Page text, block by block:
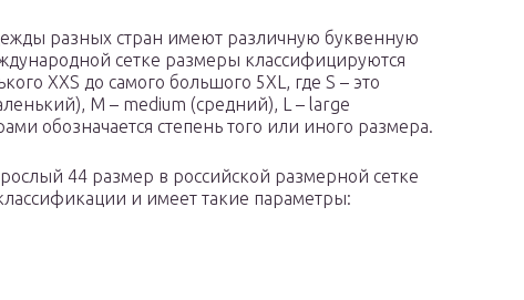
разных стран имеют различную буквенную
сетке размеры классифицируются
XXS до самого большого 5XL, где S – это
M – medium (средний), L – large
обозначается степень того или иного размера.
44 размер в российской размерной сетке
и имеет такие параметры: